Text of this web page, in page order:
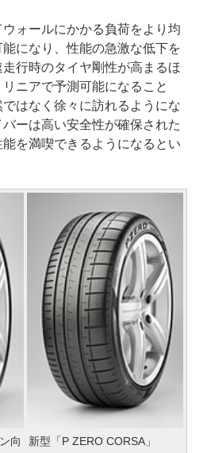
ォールにかかる負荷をより均
になり、性能の急激な低下を
行時のタイヤ剛性が高まるほ
ニアで予測可能になること
はなく徐々に訪れるようにな
ーは高い安全性が確保された
を満喫できるようになるとい
向 新型「P ZERO CORSA」